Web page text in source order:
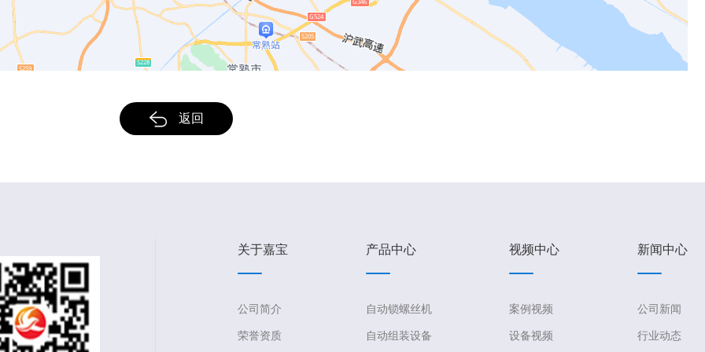
返回
关于嘉宝
公司简介
荣誉资质
产品中心
自动锁螺丝机
自动组装设备
视频中心
案例视频
设备视频
新闻中心
公司新闻
行业动态